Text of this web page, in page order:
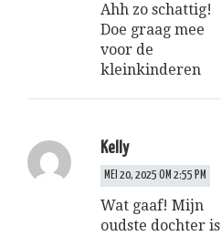
Ahh zo schattig!
Doe graag mee
voor de
kleinkinderen
Kelly
MEI 20, 2025 OM 2:55 PM
Wat gaaf! Mijn
oudste dochter is